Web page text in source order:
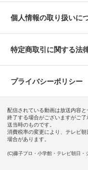
個人情報の取り扱いに
特定商取引に関する法
プライバシーポリシー
配信されている動画は放送内容
終了する場合がございますがご
送当時のものです。
消費税率の変更により、テレビ
場合があります。
(C)藤子プロ・小学館・テレビ朝日・